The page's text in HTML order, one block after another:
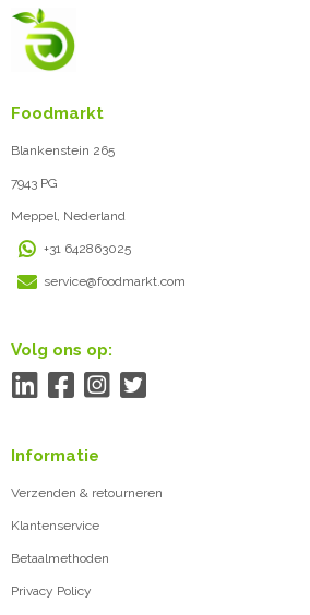
Foodmarkt
Blankenstein 265
7943 PG
Meppel, Nederland
+31 642863025
service@foodmarkt.com
Volg ons op:
Informatie
Verzenden & retourneren
Klantenservice
Betaalmethoden
Privacy Policy